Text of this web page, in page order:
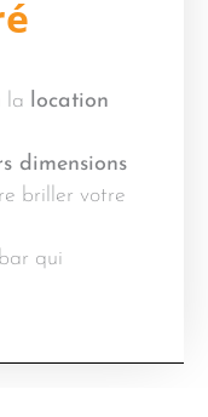
la location
dimensions
briller votre
qui